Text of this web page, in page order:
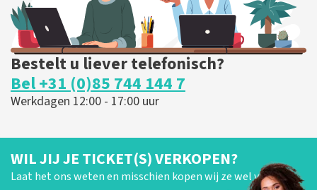
Bestelt u liever telefonisch?
Bel +31 (0)85 744 144 7
Werkdagen 12:00 - 17:00 uur
WIL JIJ JE TICKET(S) VERKOPEN?
Laat het ons weten en misschien kopen wij ze wel van je!